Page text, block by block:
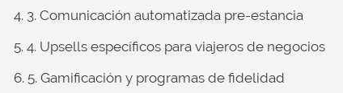
4. 3. Comunicación automatizada pre-estancia
5. 4. Upsells específicos para viajeros de negocios
6. 5. Gamificación y programas de fidelidad